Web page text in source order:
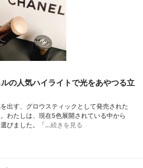
の人気ハイライトで光をあやつる立
出す、グロウスティックとして発売された
わたしは、現在5色展開されている中から
選びました。「…続きを見る